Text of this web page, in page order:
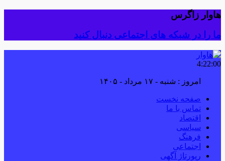
هاوار زاگرس
ما را در شبکه های اجتماعی دنبال کنید
4:22:01
امروز : شنبه - ۱۷ مرداد - ۱۴۰۵
صفحه نخست
تماس با ما
اقتصاد
سیاسی
فرهنگ
اجتماعی
رپورتاژ آگهی